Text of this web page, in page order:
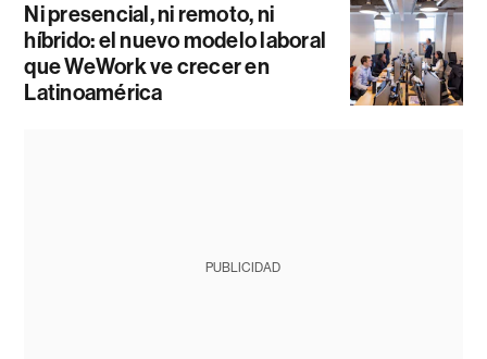
Ni presencial, ni remoto, ni
híbrido: el nuevo modelo laboral
que WeWork ve crecer en
Latinoamérica
PUBLICIDAD